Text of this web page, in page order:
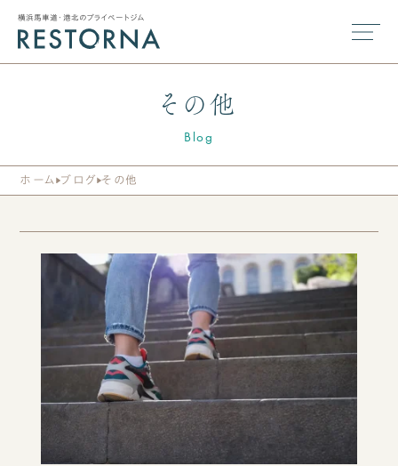
横浜馬車道・港北のプライベートジム
その他
Blog
ホーム ブログ その他